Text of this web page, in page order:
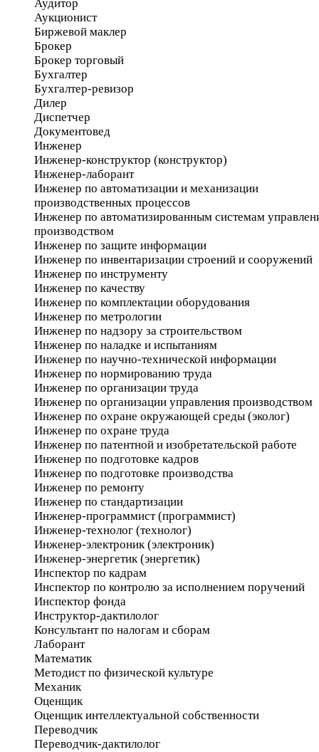
Аудитор
Аукционист
Биржевой маклер
Брокер
Брокер торговый
Бухгалтер
Бухгалтер-ревизор
Дилер
Диспетчер
Документовед
Инженер
Инженер-конструктор (конструктор)
Инженер-лаборант
Инженер по автоматизации и механизации
производственных процессов
Инженер по автоматизированным системам
производством
Инженер по защите информации
Инженер по инвентаризации строений и сооружений
Инженер по инструменту
Инженер по качеству
Инженер по комплектации оборудования
Инженер по метрологии
Инженер по надзору за строительством
Инженер по наладке и испытаниям
Инженер по научно-технической информации
Инженер по нормированию труда
Инженер по организации труда
Инженер по организации управления производством
Инженер по охране окружающей среды (эколог)
Инженер по охране труда
Инженер по патентной и изобретательской работе
Инженер по подготовке кадров
Инженер по подготовке производства
Инженер по ремонту
Инженер по стандартизации
Инженер-программист (программист)
Инженер-технолог (технолог)
Инженер-электроник (электроник)
Инженер-энергетик (энергетик)
Инспектор по кадрам
Инспектор по контролю за исполнением поручений
Инспектор фонда
Инструктор-дактилолог
Консультант по налогам и сборам
Лаборант
Математик
Методист по физической культуре
Механик
Оценщик
Оценщик интеллектуальной собственности
Переводчик
Переводчик-дактилолог